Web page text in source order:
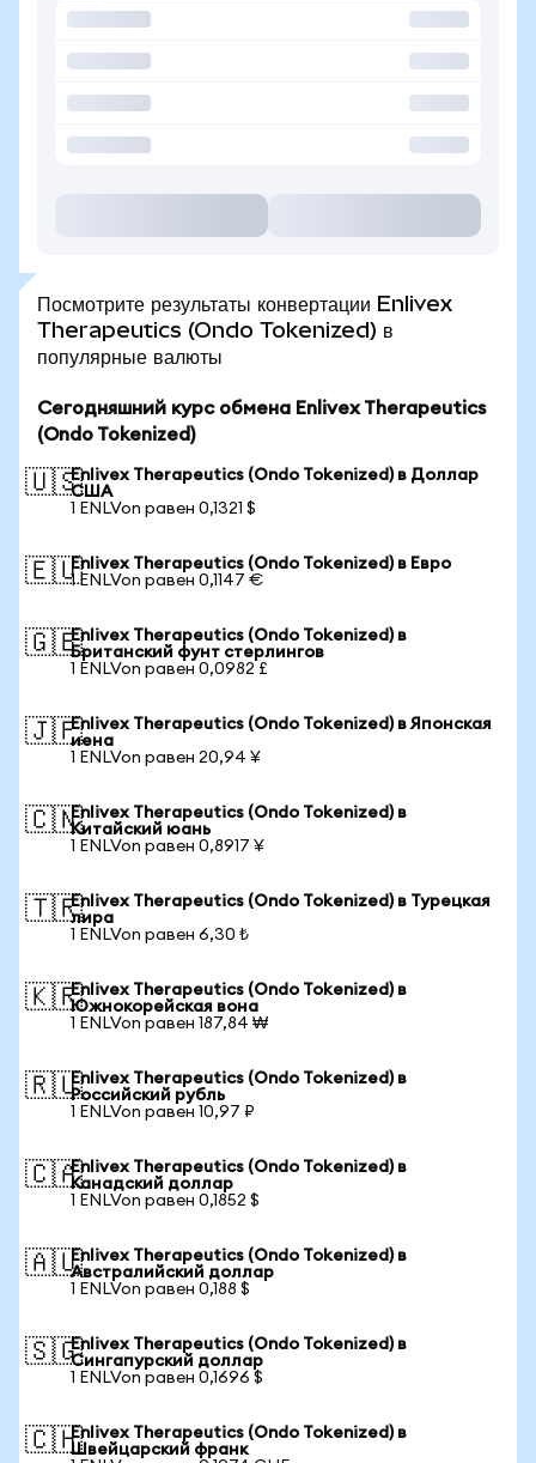
Посмотрите результаты конвертации Enlivex
Therapeutics (Ondo Tokenized) в
популярные валюты
Сегодняшний курс обмена Enlivex Therapeutics
(Ondo Tokenized)
🇺🇸Enlivex Therapeutics (Ondo Tokenized) в Доллар
США
1 ENLVon равен 0,1321 $
🇪🇺Enlivex Therapeutics (Ondo Tokenized) в Евро
1 ENLVon равен 0,1147 €
🇬🇧Enlivex Therapeutics (Ondo Tokenized) в
Британский фунт стерлингов
1 ENLVon равен 0,0982 £
🇯🇵Enlivex Therapeutics (Ondo Tokenized) в Японская
иена
1 ENLVon равен 20,94 ¥
🇨🇳Enlivex Therapeutics (Ondo Tokenized) в
Китайский юань
1 ENLVon равен 0,8917 ¥
🇹🇷Enlivex Therapeutics (Ondo Tokenized) в Турецкая
лира
1 ENLVon равен 6,30 ₺
🇰🇷Enlivex Therapeutics (Ondo Tokenized) в
Южнокорейская вона
1 ENLVon равен 187,84 ₩
🇷🇺Enlivex Therapeutics (Ondo Tokenized) в
Российский рубль
1 ENLVon равен 10,97 ₽
🇨🇦Enlivex Therapeutics (Ondo Tokenized) в
Канадский доллар
1 ENLVon равен 0,1852 $
🇦🇺Enlivex Therapeutics (Ondo Tokenized) в
Австралийский доллар
1 ENLVon равен 0,188 $
🇸🇬Enlivex Therapeutics (Ondo Tokenized) в
Сингапурский доллар
1 ENLVon равен 0,1696 $
🇨🇭Enlivex Therapeutics (Ondo Tokenized) в
Швейцарский франк